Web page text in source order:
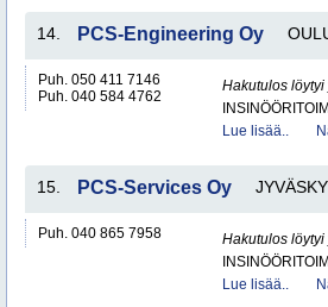
14. PCS-Engineering Oy
Puh. 050 411 7146
Puh. 040 584 4762
Hakutulos
Lue lisää..
15. PCS-Services Oy
Puh. 040 865 7958
Hakutulos
Lue lisää..